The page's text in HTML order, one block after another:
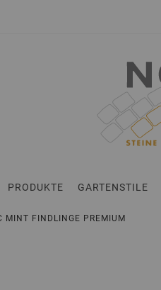
PRODUKTE GARTENSTILE
MINT FINDLINGE PREMIUM